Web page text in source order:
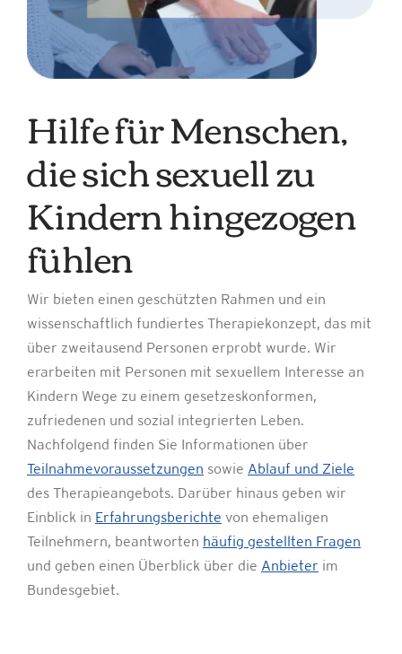
Hilfe für Menschen,
die sich sexuell zu
Kindern hingezogen
fühlen
Wir bieten einen geschützten Rahmen und ein
wissenschaftlich fundiertes Therapiekonzept, das mit
über zweitausend Personen erprobt wurde. Wir
erarbeiten mit Personen mit sexuellem Interesse an
Kindern Wege zu einem gesetzeskonformen,
zufriedenen und sozial integrierten Leben.
Nachfolgend finden Sie Informationen über
Teilnahmevoraussetzungen sowie Ablauf und Ziele
des Therapieangebots. Darüber hinaus geben wir
Einblick in Erfahrungsberichte von ehemaligen
Teilnehmern, beantworten häufig gestellten Fragen
und geben einen Überblick über die Anbieter im
Bundesgebiet.